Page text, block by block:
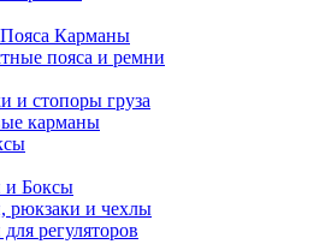
Карманы
пояса и ремни
и стопоры груза
карманы
Боксы
рюкзаки и чехлы
регуляторов